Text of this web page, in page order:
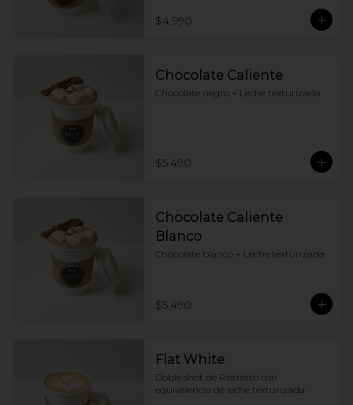
$4.990
Chocolate Caliente
Chocolate negro + Leche texturizada
$5.490
Chocolate Caliente
Blanco
Chocolate blanco + Leche texturizada
$5.490
Flat White
Doble shot de Ristretto con
equivalencia de leche texturizada